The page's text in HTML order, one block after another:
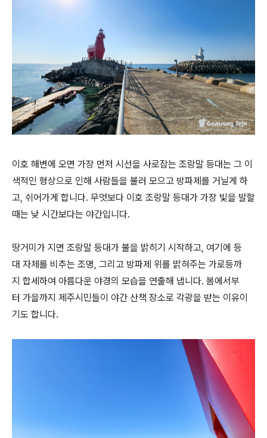
이호 해변에 오면 가장 먼저 시선을 사로잡는 조랑말 등대는 그 이
색적인 형상으로 인해 사람들을 불러 모으고 방파제를 거닐게 하
고, 쉬어가게 합니다. 무엇보다 이호 조랑말 등대가 가장 빛을 발할
때는 낮 시간보다는 야간입니다.
땅거미가 지면 조랑말 등대가 불을 밝히기 시작하고, 여기에 등
대 자체를 비추는 조명, 그리고 방파제 위를 밝혀주는 가로등까
지 합세하여 아름다운 야경의 모습을 연출해 냅니다. 봄에서부
터 가을까지 제주시민들이 야간 산책 장소로 각광을 받는 이유이
기도 합니다.